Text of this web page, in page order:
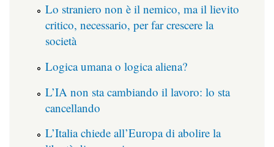
Lo straniero non è il nemico, ma il lievito
critico, necessario, per far crescere la
società
Logica umana o logica aliena?
L’IA non sta cambiando il lavoro: lo sta
cancellando
L’Italia chiede all’Europa di abolire la